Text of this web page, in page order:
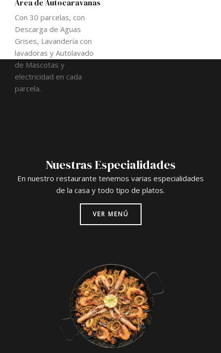
Área de Autocaravanas
Con 30 parcelas, con
Descarga de Aguas
Grises, Lavandería con
lavadoras y Autolavado
de Mascotas y
electricidad en cada
parcela.
Nuestras Especialidades
En nuestro restaurante tenemos varias especialidades
de la casa y todo tipo de platos.
VER MENÚ